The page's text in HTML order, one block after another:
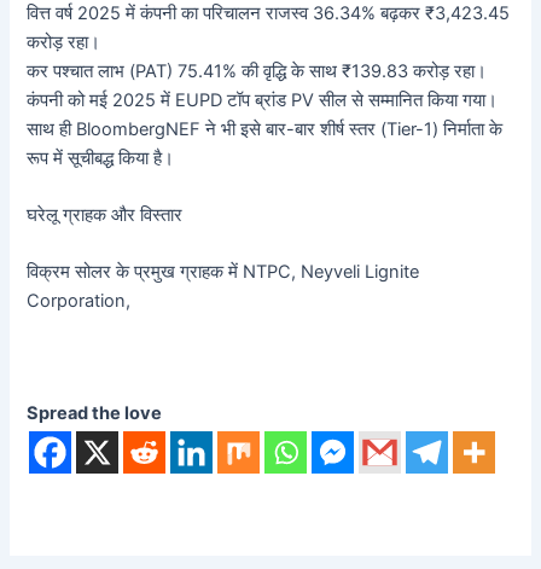
वित्त वर्ष 2025 में कंपनी का परिचालन राजस्व 36.34% बढ़कर ₹3,423.45
करोड़ रहा।
कर पश्चात लाभ (PAT) 75.41% की वृद्धि के साथ ₹139.83 करोड़ रहा।
कंपनी को मई 2025 में EUPD टॉप ब्रांड PV सील से सम्मानित किया गया।
साथ ही BloombergNEF ने भी इसे बार-बार शीर्ष स्तर (Tier-1) निर्माता के
रूप में सूचीबद्ध किया है।
घरेलू ग्राहक और विस्तार
विक्रम सोलर के प्रमुख ग्राहक में NTPC, Neyveli Lignite
Corporation,
Spread the love